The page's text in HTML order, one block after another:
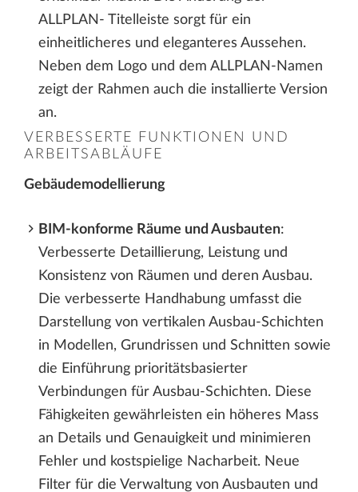
ALLPLAN- Titelleiste sorgt für ein
einheitlicheres und eleganteres Aussehen.
Neben dem Logo und dem ALLPLAN-Namen
zeigt der Rahmen auch die installierte Version
an.
VERBESSERTE FUNKTIONEN UND
ARBEITSABLÄUFE
Gebäudemodellierung
BIM-konforme Räume und Ausbauten:
Verbesserte Detaillierung, Leistung und
Konsistenz von Räumen und deren Ausbau.
Die verbesserte Handhabung umfasst die
Darstellung von vertikalen Ausbau-Schichten
in Modellen, Grundrissen und Schnitten sowie
die Einführung prioritätsbasierter
Verbindungen für Ausbau-Schichten. Diese
Fähigkeiten gewährleisten ein höheres Mass
an Details und Genauigkeit und minimieren
Fehler und kostspielige Nacharbeit. Neue
Filter für die Verwaltung von Ausbauten und